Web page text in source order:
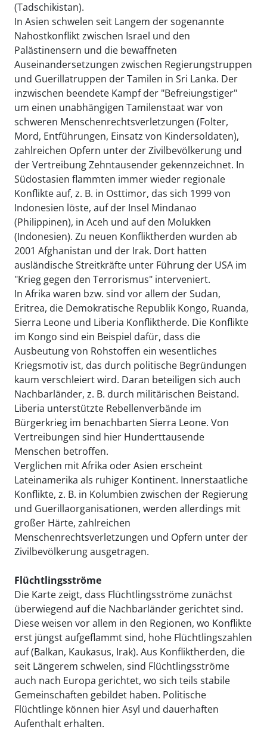
(Tadschikistan).
In Asien schwelen seit Langem der sogenannte
Nahostkonflikt zwischen Israel und den
Palästinensern und die bewaffneten
Auseinandersetzungen zwischen Regierungstruppen
und Guerillatruppen der Tamilen in Sri Lanka. Der
inzwischen beendete Kampf der "Befreiungstiger"
um einen unabhängigen Tamilenstaat war von
schweren Menschenrechtsverletzungen (Folter,
Mord, Entführungen, Einsatz von Kindersoldaten),
zahlreichen Opfern unter der Zivilbevölkerung und
der Vertreibung Zehntausender gekennzeichnet. In
Südostasien flammten immer wieder regionale
Konflikte auf, z. B. in Osttimor, das sich 1999 von
Indonesien löste, auf der Insel Mindanao
(Philippinen), in Aceh und auf den Molukken
(Indonesien). Zu neuen Konfliktherden wurden ab
2001 Afghanistan und der Irak. Dort hatten
ausländische Streitkräfte unter Führung der USA im
"Krieg gegen den Terrorismus" interveniert.
In Afrika waren bzw. sind vor allem der Sudan,
Eritrea, die Demokratische Republik Kongo, Ruanda,
Sierra Leone und Liberia Konfliktherde. Die Konflikte
im Kongo sind ein Beispiel dafür, dass die
Ausbeutung von Rohstoffen ein wesentliches
Kriegsmotiv ist, das durch politische Begründungen
kaum verschleiert wird. Daran beteiligen sich auch
Nachbarländer, z. B. durch militärischen Beistand.
Liberia unterstützte Rebellenverbände im
Bürgerkrieg im benachbarten Sierra Leone. Von
Vertreibungen sind hier Hunderttausende
Menschen betroffen.
Verglichen mit Afrika oder Asien erscheint
Lateinamerika als ruhiger Kontinent. Innerstaatliche
Konflikte, z. B. in Kolumbien zwischen der Regierung
und Guerillaorganisationen, werden allerdings mit
großer Härte, zahlreichen
Menschenrechtsverletzungen und Opfern unter der
Zivilbevölkerung ausgetragen.
Flüchtlingsströme
Die Karte zeigt, dass Flüchtlingsströme zunächst
überwiegend auf die Nachbarländer gerichtet sind.
Diese weisen vor allem in den Regionen, wo Konflikte
erst jüngst aufgeflammt sind, hohe Flüchtlingszahlen
auf (Balkan, Kaukasus, Irak). Aus Konfliktherden, die
seit Längerem schwelen, sind Flüchtlingsströme
auch nach Europa gerichtet, wo sich teils stabile
Gemeinschaften gebildet haben. Politische
Flüchtlinge können hier Asyl und dauerhaften
Aufenthalt erhalten.